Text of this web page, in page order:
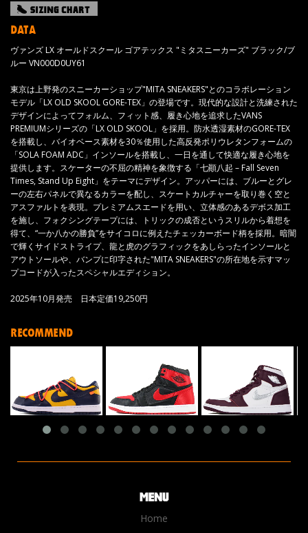
DATA
ヴァンズ LX オールドスクール ゴアテックス "ミタスニーカーズ" ブラック/ブ
ルー VN000D0UY61
東京は上野発のスニーカーショップ"MITA SNEAKERS"とのコラボレーション
モデル「LX OLD SKOOL GORE-TEX」の登場です。現代的な設計と洗練された
デザインによってフォルム、フィット感、履き心地を追求したVANS
PREMIUMシリーズの「LX OLD SKOOL」を採用。防水透湿素材のGORE-TEX
を搭載し、バイオベース素材を30％使用した高反発ポリウレタンフォームの
「SOLA FOAM ADC」インソールを搭載し、一日を通して快適な履き心地を
提供します。スケーターの不屈の精神を象徴する「七顚八起 – Fall Seven
Times, Stand Up Eight」をテーマにデザイン。アッパーには、ブルーとグレ
ーの左右パネルで異なるカラーを配し、スケートカルチャーを取り巻く空と
アスファルトを表現。プレミアムスエードを用い、立体感のあるデボス加工
を施し、フォクシングテープには、トリックの成否というスリルから着想を
得て、“一か八かの勝負”をサイコロに例えたチェッカーボード柄を採用。暗闇
で輝くサイドストライプ、龍と虎のグラフィックをあしらったインソールと
アウトソールや、バンプに印字された"MITA SNEAKERS"の所在地を示すマッ
プコードが入ったスペシャルエディション。
2025年10月発売 日本定価19,250円
RECOMMEND
Home